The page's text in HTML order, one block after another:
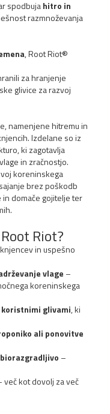
spodbujahitro in
razmnoževanja
, Root Riot®
za hranjenje
glivice za razvoj
namenjene hitremu in
Izdelane so iz
ki zagotavlja
in zračnostjo.
koreninskega
brez poškodb
domače gojitelje ter
Riot?
in uspešno
vlage –
koreninskega
glivami, ki
ali ponovitve
–
več kot dovolj za več